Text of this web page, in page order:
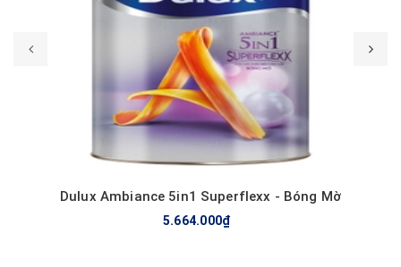
Mua hàng
Dulux Ambiance 5in1 Superflexx - Bóng Mờ
5.664.000₫